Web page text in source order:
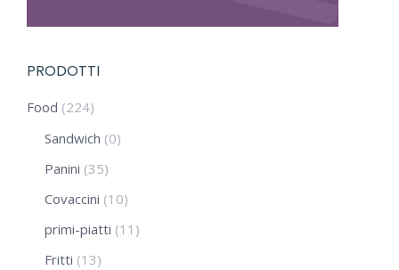
PRODOTTI
Food (224)
Sandwich (0)
Panini (35)
Covaccini (10)
primi-piatti (11)
Fritti (13)